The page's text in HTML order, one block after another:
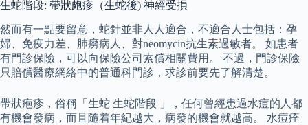
生蛇階段: 帶狀皰疹（生蛇後) 神經受損
然而有一點要留意，蛇針並非人人適合，不適合人士包括：孕
婦、免疫力差、肺癆病人、對neomycin抗生素過敏者。 如患者
有門診保險，可以向保險公司索償相關費用。 不過，門診保險
只賠償醫療網絡中的普通科門診，求診前要先了解清楚。
帶狀疱疹，俗稱「生蛇 生蛇階段 」，任何曾經患過水痘的人都
有機會發病，而且隨着年紀越大，病發的機會就越高。 水痘痊